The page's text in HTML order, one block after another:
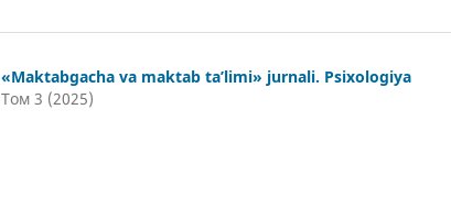
«Maktabgacha va maktab ta’limi» jurnali. Psixologiya
Том 3 (2025)